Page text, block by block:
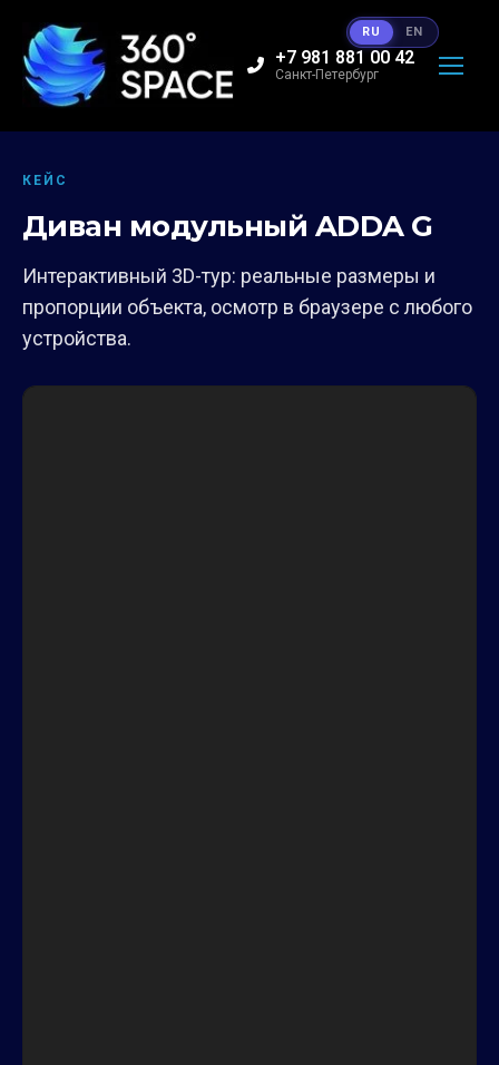
+7 981 881 00 42
Санкт-Петербург
КЕЙС
Диван модульный ADDA G
Интерактивный 3D-тур: реальные размеры и
пропорции объекта, осмотр в браузере с любого
устройства.
RU EN